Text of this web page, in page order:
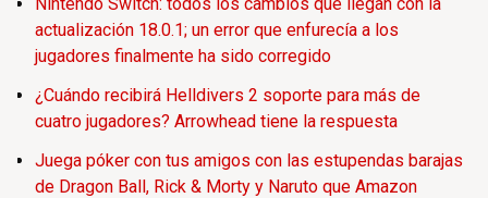
actualización 18.0.1; un error que enfurecía a los
jugadores finalmente ha sido corregido
¿Cuándo recibirá Helldivers 2 soporte para más de
cuatro jugadores? Arrowhead tiene la respuesta
Juega póker con tus amigos con las estupendas barajas
de Dragon Ball, Rick & Morty y Naruto que Amazon